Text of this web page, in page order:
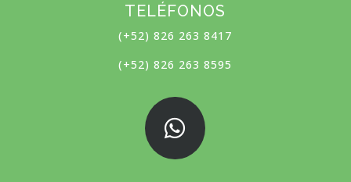
TELÉFONOS
(+52) 826 263 8417
(+52) 826 263 8595
